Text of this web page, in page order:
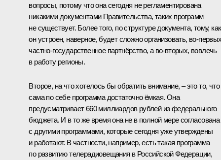
вопросы, потому что она сегодня не регламентирована
никакими документами Правительства, таких программ
не существует. Более того, по структуре документа, тому, как
он устроен, наверное, будет сложно организовать,
частно-государственное партнёрство, а во‑вторых, вовлечь
в работу регионы.
Второе, на что хотелось бы обратить внимание, – это то, что
сама по себе программа достаточно ёмкая. Она
предусматривает 660 миллиардов рублей из федерального
бюджета. И в то же время она не в полной мере согласована
с другими программами, которые сегодня уже утверждены
и работают. В частности, например, есть такая программа
по развитию телерадиовещания в Российской Федерации,